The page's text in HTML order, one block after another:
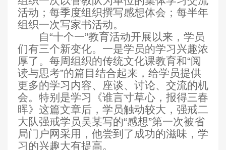
活动；每季度组织撰写感想体会；每半年
组织一次写家书活动。
自“十个一”教育活动开展以来，学员
们有三个新变化。一是学员的学习兴趣浓
厚了。每周组织的传统文化课教育和“阅
读与思考”的篇目结合起来，给学员提供
更多的学习内容、座谈、讨论、交流的机
会。特别是学习《谁言寸草心，报得三春
晖》这篇文章后，学员触动较大，强戒二
大队强戒学员吴某写的“感想”第一次被省
局门户网采用，他尝到了成功的滋味，学
习的兴趣大有提高。